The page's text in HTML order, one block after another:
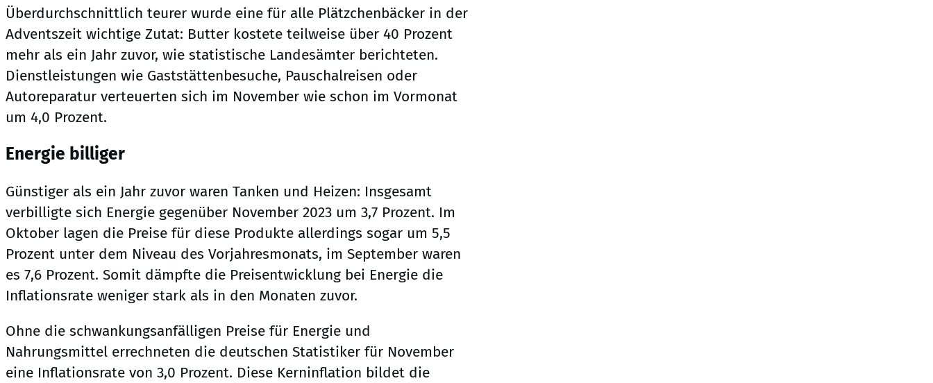
Überdurchschnittlich teurer wurde eine für alle Plätzchenbäcker in der
Adventszeit wichtige Zutat: Butter kostete teilweise über 40 Prozent
mehr als ein Jahr zuvor, wie statistische Landesämter berichteten.
Dienstleistungen wie Gaststättenbesuche, Pauschalreisen oder
Autoreparatur verteuerten sich im November wie schon im Vormonat
um 4,0 Prozent.
Energie billiger
Günstiger als ein Jahr zuvor waren Tanken und Heizen: Insgesamt
verbilligte sich Energie gegenüber November 2023 um 3,7 Prozent. Im
Oktober lagen die Preise für diese Produkte allerdings sogar um 5,5
Prozent unter dem Niveau des Vorjahresmonats, im September waren
es 7,6 Prozent. Somit dämpfte die Preisentwicklung bei Energie die
Inflationsrate weniger stark als in den Monaten zuvor.
Ohne die schwankungsanfälligen Preise für Energie und
Nahrungsmittel errechneten die deutschen Statistiker für November
eine Inflationsrate von 3,0 Prozent. Diese Kerninflation bildet die